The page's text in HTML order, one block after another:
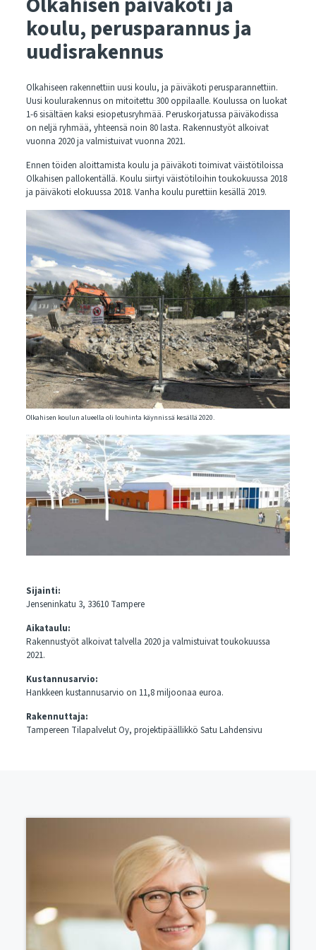
koulu, perusparannus ja
uudisrakennus
Olkahiseen rakennettiin uusi koulu, ja päiväkoti perusparannettiin.
Uusi koulurakennus on mitoitettu 300 oppilaalle. Koulussa on luokat
1-6 sisältäen kaksi esiopetusryhmää. Peruskorjatussa päiväkodissa
on neljä ryhmää, yhteensä noin 80 lasta. Rakennustyöt alkoivat
vuonna 2020 ja valmistuivat vuonna 2021.
Ennen töiden aloittamista koulu ja päiväkoti toimivat väistötiloissa
Olkahisen pallokentällä. Koulu siirtyi väistötiloihin toukokuussa 2018
ja päiväkoti elokuussa 2018. Vanha koulu purettiin kesällä 2019.
Olkahisen koulun alueella oli louhinta käynnissä kesällä 2020.
Sijainti:
Jenseninkatu 3, 33610 Tampere
Aikataulu:
Rakennustyöt alkoivat talvella 2020 ja valmistuivat toukokuussa
2021.
Kustannusarvio:
Hankkeen kustannusarvio on 11,8 miljoonaa euroa.
Rakennuttaja:
Tampereen Tilapalvelut Oy, projektipäällikkö Satu Lahdensivu